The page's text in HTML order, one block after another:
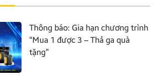
Thông báo: Gia hạn chương trình
“Mua 1 được 3 – Thả ga quà
tặng”